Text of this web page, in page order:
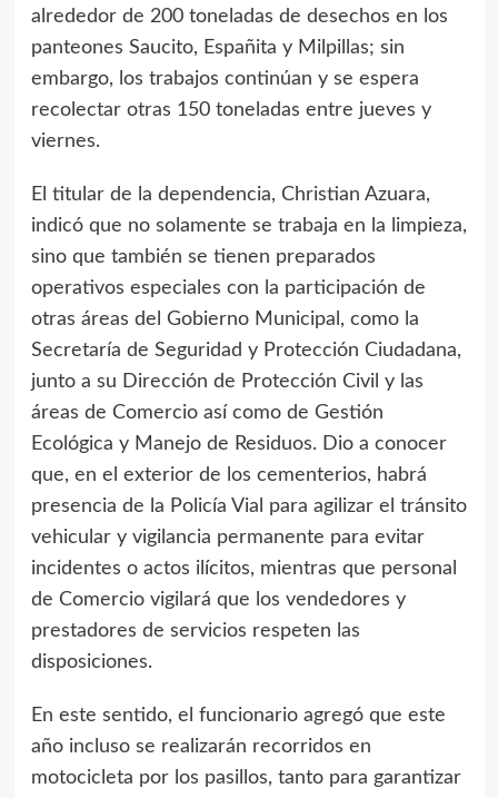
alrededor de 200 toneladas de desechos en los
panteones Saucito, Españita y Milpillas; sin
embargo, los trabajos continúan y se espera
recolectar otras 150 toneladas entre jueves y
viernes.
El titular de la dependencia, Christian Azuara,
indicó que no solamente se trabaja en la limpieza,
sino que también se tienen preparados
operativos especiales con la participación de
otras áreas del Gobierno Municipal, como la
Secretaría de Seguridad y Protección Ciudadana,
junto a su Dirección de Protección Civil y las
áreas de Comercio así como de Gestión
Ecológica y Manejo de Residuos. Dio a conocer
que, en el exterior de los cementerios, habrá
presencia de la Policía Vial para agilizar el tránsito
vehicular y vigilancia permanente para evitar
incidentes o actos ilícitos, mientras que personal
de Comercio vigilará que los vendedores y
prestadores de servicios respeten las
disposiciones.
En este sentido, el funcionario agregó que este
año incluso se realizarán recorridos en
motocicleta por los pasillos, tanto para garantizar